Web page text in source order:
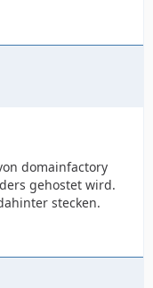
domainfactory
gehostet wird.
stecken.